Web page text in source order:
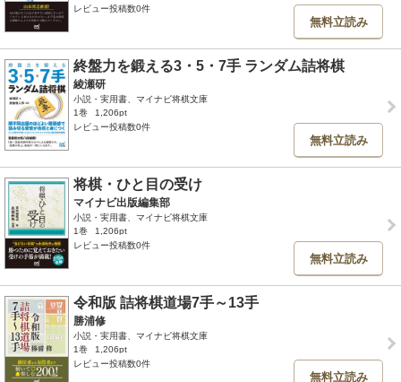
レビュー投稿数0件
無料立読み
終盤力を鍛える3・5・7手 ランダム詰将棋
綾瀬研
小説・実用書、マイナビ将棋文庫
1巻
1,206pt
レビュー投稿数0件
無料立読み
将棋・ひと目の受け
マイナビ出版編集部
小説・実用書、マイナビ将棋文庫
1巻
1,206pt
レビュー投稿数0件
無料立読み
令和版 詰将棋道場7手～13手
勝浦修
小説・実用書、マイナビ将棋文庫
1巻
1,206pt
レビュー投稿数0件
無料立読み